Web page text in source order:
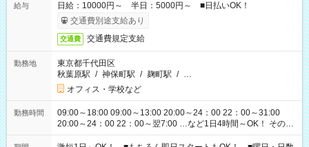
給与
日給：10000円～ 半日：5000円～ ■日払いOK！
交通費別途支給あり
交通費 交通費規定支給
勤務地
東京都千代田区
秋葉原駅 / 神保町駅 / 麹町駅 / …
オフィス・学校など
勤務時間
09:00～18:00 09:00～13:00 20:00～24：00 22：00～31:00
20:00～24：00 22：00～翌7:00 …など1日4時間～OK！ その他
シフトもございます！ お気軽にご相談ください！